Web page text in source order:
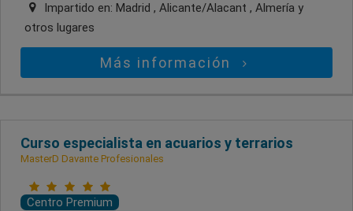
Impartido en: Madrid , Alicante/Alacant , Almería y
otros lugares
Más información
Curso especialista en acuarios y terrarios
MasterD Davante Profesionales
Centro Premium